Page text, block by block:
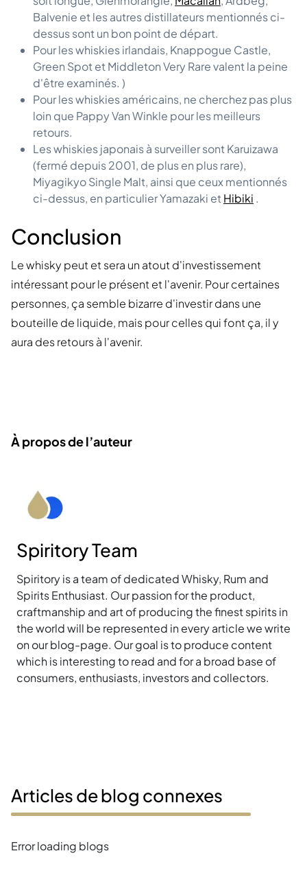
Balvenie et les autres distillateurs mentionnés ci-
dessus sont un bon point de départ.
Pour les whiskies irlandais, Knappogue Castle,
Green Spot et Middleton Very Rare valent la peine
d'être examinés. )
Pour les whiskies américains, ne cherchez pas plus
loin que Pappy Van Winkle pour les meilleurs
retours.
Les whiskies japonais à surveiller sont Karuizawa
(fermé depuis 2001, de plus en plus rare),
Miyagikyo Single Malt, ainsi que ceux mentionnés
ci-dessus, en particulier Yamazaki et Hibiki .
Conclusion
Le whisky peut et sera un atout d'investissement
intéressant pour le présent et l'avenir. Pour certaines
personnes, ça semble bizarre d'investir dans une
bouteille de liquide, mais pour celles qui font ça, il y
aura des retours à l'avenir.
À propos de l’auteur
Spiritory Team
Spiritory is a team of dedicated Whisky, Rum and
Spirits Enthusiast. Our passion for the product,
craftmanship and art of producing the finest spirits in
the world will be represented in every article we write
on our blog-page. Our goal is to produce content
which is interesting to read and for a broad base of
consumers, enthusiasts, investors and collectors.
Articles de blog connexes
Error loading blogs